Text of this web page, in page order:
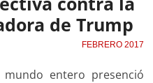
de Trump
FEBRERO 2017
entero presenció